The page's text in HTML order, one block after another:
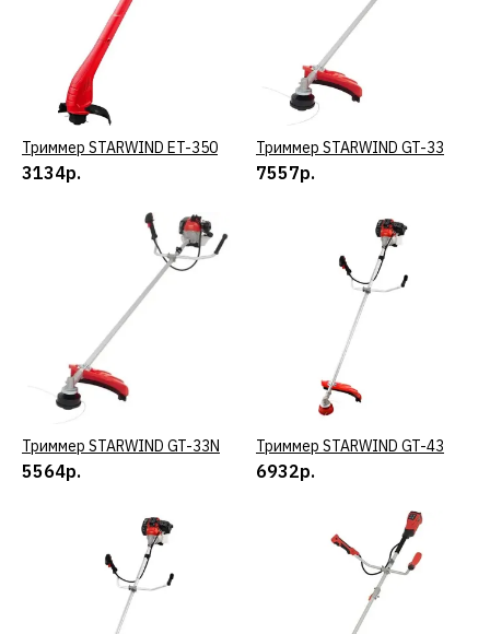
КУПИТЬ
ДОБАВИТЬ К СРАВНЕНИЮ
ДОБАВИТЬ В ПОЖЕЛАНИЯ
Термопот STARWIND
STP3822
КУПИТЬ
ДОБАВИТЬ К СРАВНЕНИЮ
ДОБАВИТЬ В ПОЖЕЛАНИЯ
Термопот STARWIND
STP5181 черный/
КУПИТЬ
КУПИТЬ
Триммер STARWIND ET-350
3134р.
КУПИТЬ
Триммер STARWIND GT-33
7557р.
КУПИТЬ
Триммер STARWIND GT-33N
5564р.
КУПИТЬ
Триммер STARWIND GT-43
6932р.